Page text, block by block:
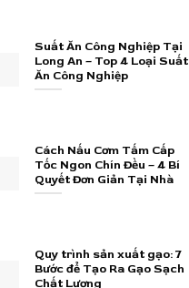
Suất Ăn Công Nghiệp Tại
Long An – Top 4 Loại Suất
Ăn Công Nghiệp
Cách Nấu Cơm Tấm Cấp
Tốc Ngon Chín Đều – 4 Bí
Quyết Đơn Giản Tại Nhà
Quy trình sản xuất gạo: 7
Bước để Tạo Ra Gạo Sạch
Chất Lượng